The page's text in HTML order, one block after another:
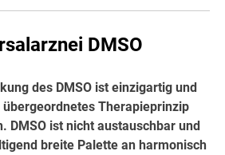
DMSO
des DMSO ist einzigartig und
Therapieprinzip
DMSO ist nicht austauschbar und
breite Palette an harmonisch